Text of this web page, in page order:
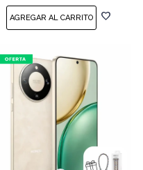
COMPARAR